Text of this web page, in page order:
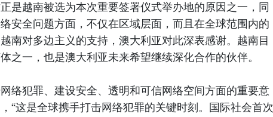
是越南被选为本次重要签署仪式举办地的原因之一，同
安全问题方面，不仅在区域层面，而且在全球范围内的
南对多边主义的支持，澳大利亚对此深表感谢。越南目
之一，也是澳大利亚未来希望继续深化合作的伙伴。
络犯罪、建设安全、透明和可信网络空间方面的重要意
“这是全球携手打击网络犯罪的关键时刻。国际社会首次